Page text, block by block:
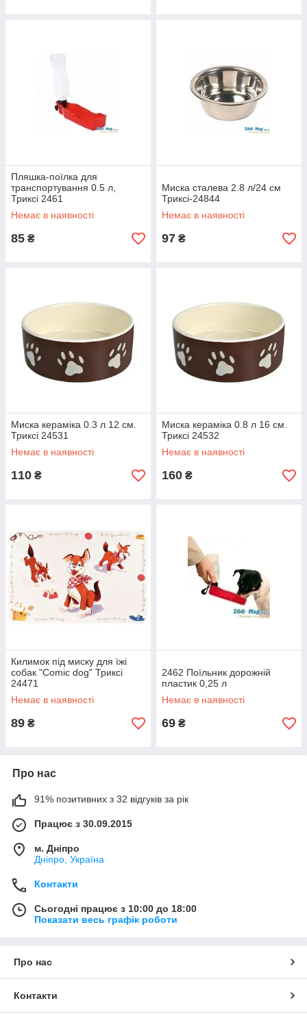
Пляшка-поїлка для
транспортування 0.5 л,
Триксі 2461
Немає в наявності
85 ₴
Миска сталева 2.8 л/24 см
Триксі-24844
Немає в наявності
97 ₴
Миска кераміка 0.3 л 12 см.
Триксі 24531
Немає в наявності
110 ₴
Миска кераміка 0.8 л 16 см.
Триксі 24532
Немає в наявності
160 ₴
Килимок під миску для їжі
собак "Comic dog" Триксі
24471
Немає в наявності
89 ₴
2462 Поїльник дорожній
пластик 0,25 л
Немає в наявності
69 ₴
Про нас
91% позитивних з 32 відгуків за рік
Працює з 30.09.2015
м. Дніпро
Дніпро, Україна
Контакти
Сьогодні працює з 10:00 до 18:00
Показати весь графік роботи
Про нас
Контакти